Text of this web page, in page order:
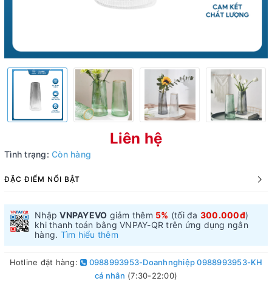
Liên hệ
Tình trạng: Còn hàng
ĐẶC ĐIỂM NỔI BẬT
NhậpVNPAYEVO giảm thêm 5% (tối đa 300.000đ)
khi thanh toán bằng VNPAY-QR trên ứng dụng ngân
hàng. Tìm hiểu thêm
Hotline đặt hàng:
0988993953-Doanhnghiệp 0988993953-KH
cá nhân (7:30-22:00)